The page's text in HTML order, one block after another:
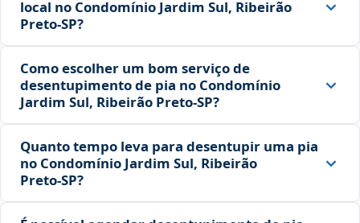
local no Condomínio Jardim Sul, Ribeirão
Preto‑SP?
Como escolher um bom serviço de
desentupimento de pia no Condomínio
Jardim Sul, Ribeirão Preto‑SP?
Quanto tempo leva para desentupir uma pia
no Condomínio Jardim Sul, Ribeirão
Preto‑SP?